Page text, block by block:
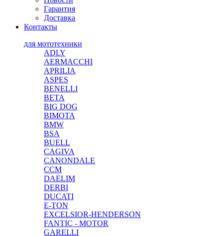
Гарантия
Доставка
Контакты
для мототехники
ADLY
AERMACCHI
APRILIA
ASPES
BENELLI
BETA
BIG DOG
BIMOTA
BMW
BSA
BUELL
CAGIVA
CANONDALE
CCM
DAELIM
DERBI
DUCATI
E-TON
EXCELSIOR-HENDERSON
FANTIC - MOTOR
GARELLI